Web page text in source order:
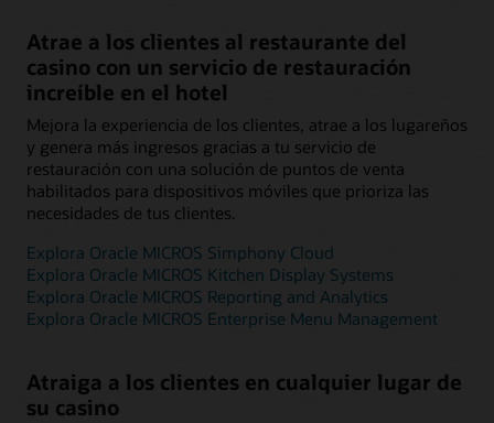
Atrae a los clientes al restaurante del
casino con un servicio de restauración
increíble en el hotel
Mejora la experiencia de los clientes, atrae a los lugareños
y genera más ingresos gracias a tu servicio de
restauración con una solución de puntos de venta
habilitados para dispositivos móviles que prioriza las
necesidades de tus clientes.
Explora Oracle MICROS Simphony Cloud
Explora Oracle MICROS Kitchen Display Systems
Explora Oracle MICROS Reporting and Analytics
Explora Oracle MICROS Enterprise Menu Management
Atraiga a los clientes en cualquier lugar de
su casino